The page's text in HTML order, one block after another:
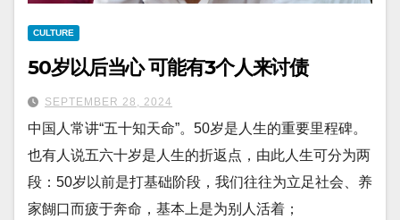
CULTURE
50岁以后当心 可能有3个人来讨债
SEPTEMBER 28, 2024
中国人常讲“五十知天命”。50岁是人生的重要里程碑。
也有人说五六十岁是人生的折返点，由此人生可分为两
段：50岁以前是打基础阶段，我们往往为立足社会、养
家餬口而疲于奔命，基本上是为别人活着；